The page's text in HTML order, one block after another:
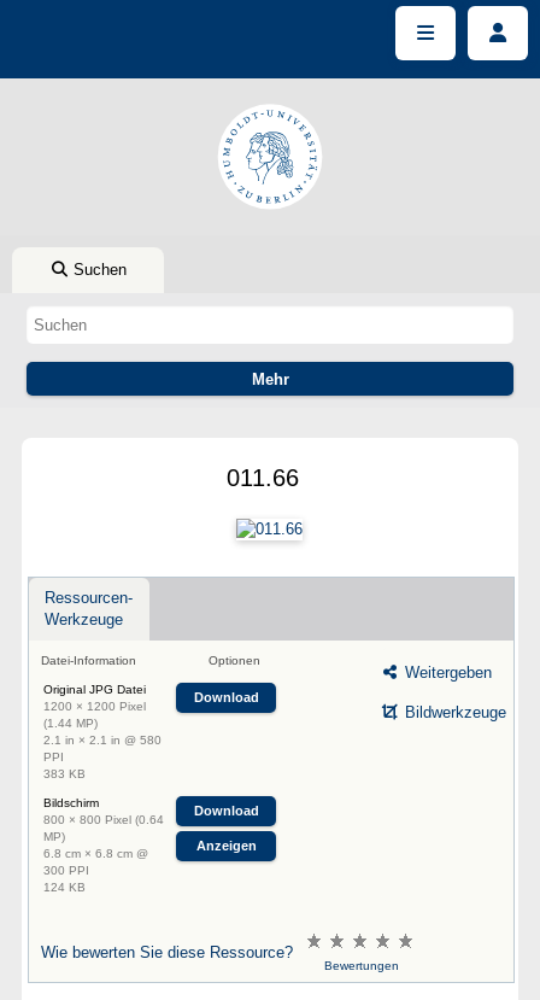
Suchen
011.66
Ressourcen-
Werkzeuge
Datei-Information Optionen
Original JPG Datei
1200 × 1200 Pixel
(1.44 MP)
2.1 in × 2.1 in @ 580
PPI
383 KB
Download
Bildschirm
800 × 800 Pixel (0.64
MP)
6.8 cm × 6.8 cm @
300 PPI
124 KB
Download
Anzeigen
Weitergeben
Bildwerkzeuge
Wie bewerten Sie diese Ressource?
Bewertungen